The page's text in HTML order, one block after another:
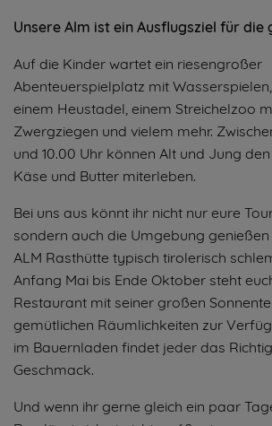
Unsere Alm ist ein Ausflugsziel für die
Auf die Kinder wartet ein riesengroßer
Abenteuerspielplatz mit Wasserspielen,
einem Heustadel, einem Streichelzoo
Zwergziegen und vielem mehr.
und 10.00 Uhr können Alt und Jung
Käse und Butter miterleben.
Bei uns aus könnt ihr nicht nur eure
sondern auch die Umgebung genießen
ALM Rasthütte typisch tirolerisch
Anfang Mai bis Ende Oktober steht
Restaurant mit seiner großen
gemütlichen Räumlichkeiten zur
im Bauernladen findet jeder das
Geschmack.
Und wenn ihr gerne gleich ein paar